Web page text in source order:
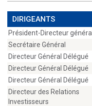
DIRIGEANTS
Président-Directeur général
Secrétaire Général
Directeur Général Délégué
Directeur Général Délégué
Directeur Général Délégué
Directeur des Relations
Investisseurs